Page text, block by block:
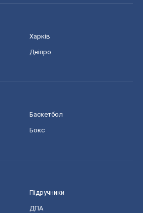
Харків
Дніпро
Баскетбол
Бокс
Підручники
ДПА